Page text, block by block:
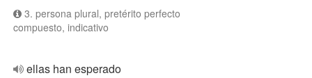
3. persona plural, pretérito perfecto
compuesto, indicativo
ellas han esperado